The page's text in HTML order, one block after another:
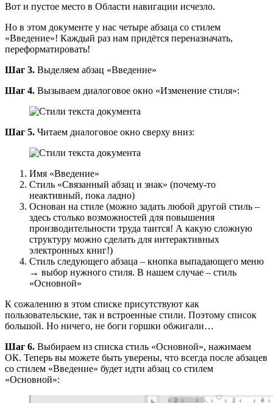
Вот и пустое место в Области навигации исчезло.
Но в этом документе у нас четыре абзаца со стилем
«Введение»! Каждый раз нам придётся переназначать,
переформатировать!
Шаг 3. Выделяем абзац «Введение»
Шаг 4. Вызываем диалоговое окно «Изменение стиля»:
Шаг 5. Читаем диалоговое окно сверху вниз:
Имя «Введение»
Стиль «Связанный абзац и знак» (почему-то
неактивный, пока ладно)
Основан на стиле (можно задать любой другой стиль –
здесь столько возможностей для повышения
производительности труда таится! А какую сложную
структуру можно сделать для интерактивных
электронных книг!)
Стиль следующего абзаца – кнопка выпадающего меню
→ выбор нужного стиля. В нашем случае – стиль
«Основной»
К сожалению в этом списке присутствуют как
пользовательские, так и встроенные стили. Поэтому список
большой. Но ничего, не боги горшки обжигали…
Шаг 6. Выбираем из списка стиль «Основной», нажимаем
ОК. Теперь вы можете быть уверены, что всегда после абзацев
со стилем «Введение» будет идти абзац со стилем
«Основной»: